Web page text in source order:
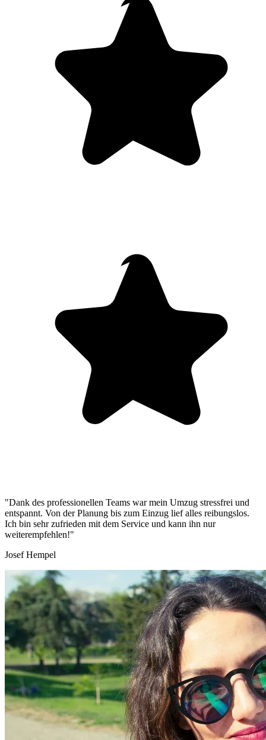
"Dank des professionellen Teams war mein Umzug stressfrei und
entspannt. Von der Planung bis zum Einzug lief alles reibungslos.
Ich bin sehr zufrieden mit dem Service und kann ihn nur
weiterempfehlen!"
Josef Hempel